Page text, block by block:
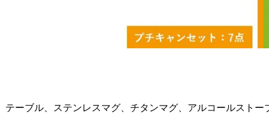
ーブル、ステンレスマグ、チタンマグ、アルコールストー